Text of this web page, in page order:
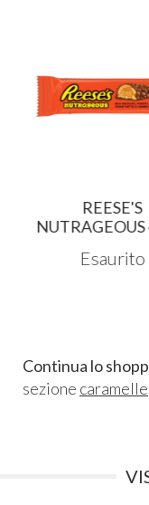
REESE'S
NUTRAGEOUS
Esaurito
Continua lo
sezione caramelle